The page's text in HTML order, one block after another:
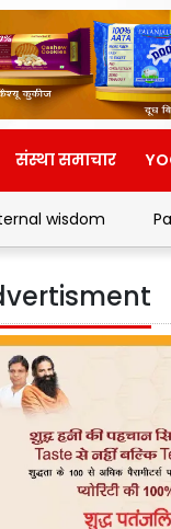
संस्था समाचार
Patanjali's